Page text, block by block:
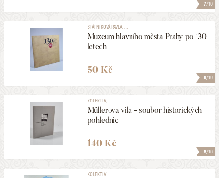
7/10
8/10
STÁTNÍKOVÁ PAVLA, ...
Muzeum hlavního města Prahy po 130
letech
50 Kč
8/10
KOLEKTIV, ...
Müllerova vila - soubor historických
pohlednic
140 Kč
KOLEKTIV